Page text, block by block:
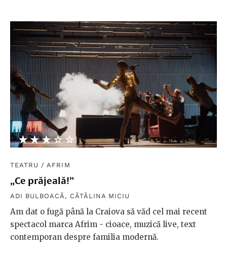
★★★★★
☆☆☆☆☆
TEATRU /AFRIM
„Ce prăjeală!”
ADI BULBOACĂ , CĂTĂLINA MICIU
Am dat o fugă până la Craiova să văd cel mai recent
spectacol marca Afrim - cioace, muzică live, text
contemporan despre familia modernă.